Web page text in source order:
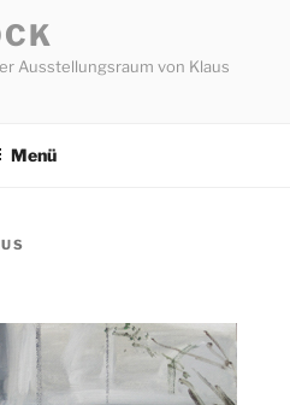
Ausstellungsraum von Klaus
Menü